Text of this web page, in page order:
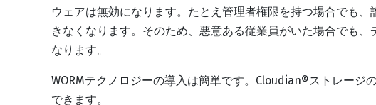
ウェアは無効になります。たとえ管理者権限を持つ場合でも
きなくなります。そのため、悪意ある従業員がいた場合でも
なります。
WORMテクノロジーの導入は簡単です。Cloudian®ストレージ
できます。